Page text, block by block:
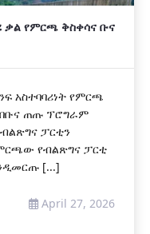
የምርጫ ቅስቀሳና ቡና
አስተባባሪነት የምርጫ
ጠጡ ፕሮግራም
ፓርቲን
የብልጽግና ፓርቲ
[...]
April 27, 2026